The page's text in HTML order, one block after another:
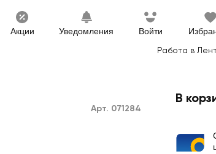
Акции Уведомления Войти
Работа в
Арт. 071284
В